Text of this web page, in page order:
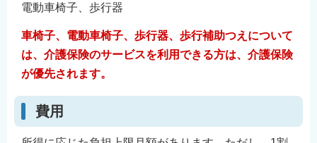
電動車椅子、歩行器
車椅子、電動車椅子、歩行器、歩行補助つえについて
は、介護保険のサービスを利用できる方は、介護保険
が優先されます。
費用